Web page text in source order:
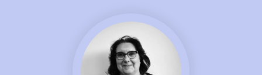
j.bonvarlet@aje-
avocats.fr
+ d'infos